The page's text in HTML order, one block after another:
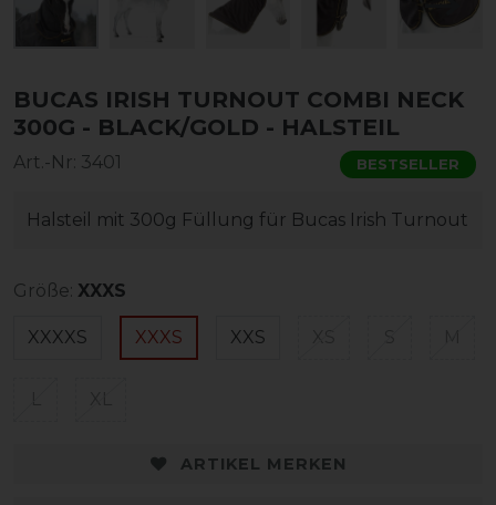
BUCAS IRISH TURNOUT COMBI NECK
300G - BLACK/GOLD - HALSTEIL
Art.-Nr: 3401 BESTSELLER
Halsteil mit 300g Füllung für Bucas Irish Turnout
Größe: XXXS
XXXXS XXXS XXS
ARTIKEL MERKEN